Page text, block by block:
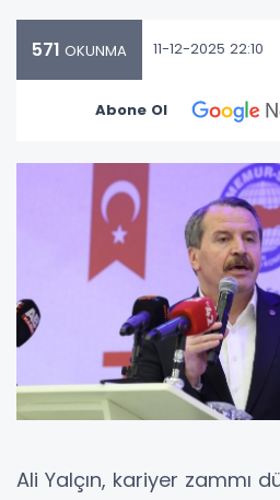
571 OKUNMA 11-12-2025 22:10
Abone Ol
Ali Yalçın, kariyer zammı